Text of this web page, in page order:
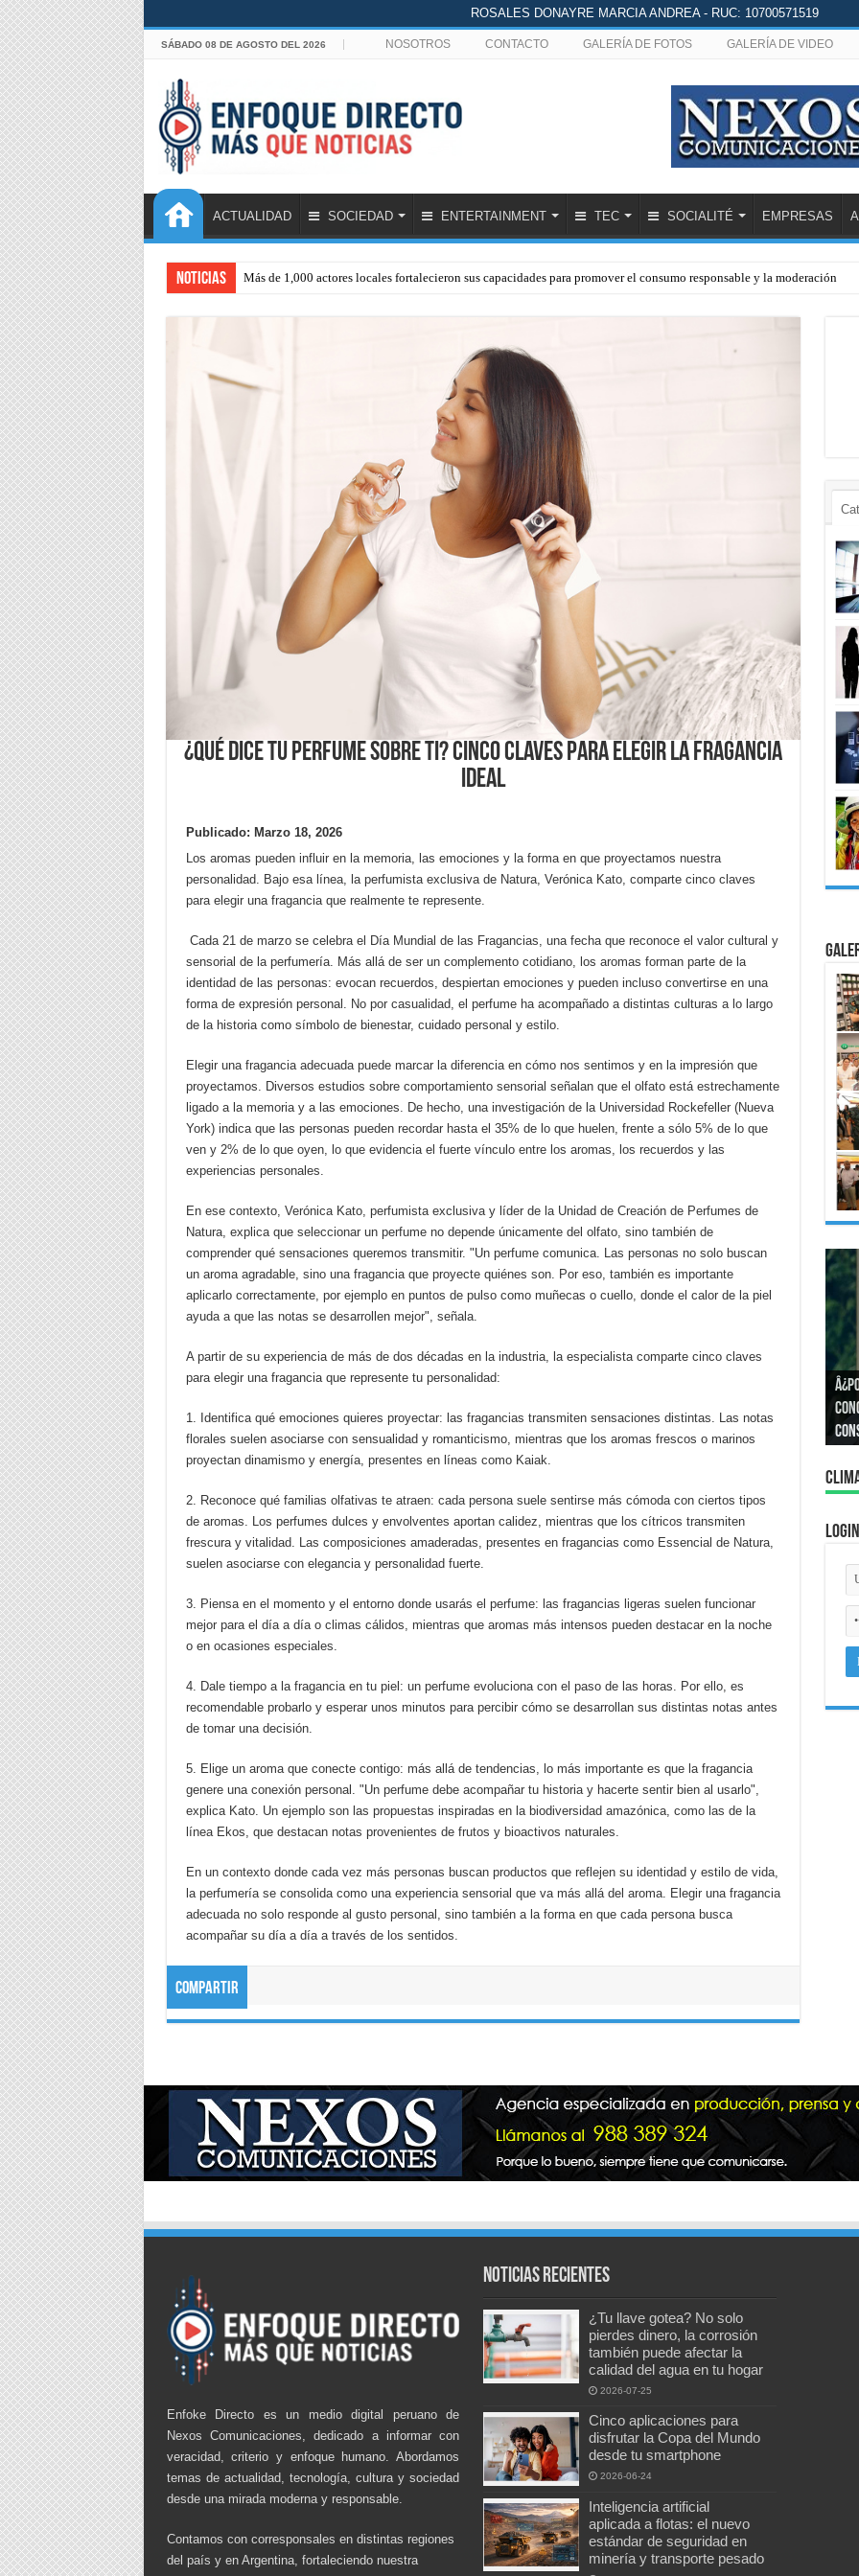
ROSALES DONAYRE MARCIA ANDREA - RUC: 10700571519
SÁBADO 08 DE AGOSTO DEL 2026 NOSOTROS CONTACTO GALERÍA DE FOTOS GALERÍA DE VIDEO
ACTUALIDAD SOCIEDAD ENTERTAINMENT TEC SOCIALITÉ EMPRESAS
Noticias Más de 1,000 actores locales fortalecieron sus capacidades para promover el consumo responsable y la moderación
¿Qué dice tu perfume sobre ti? Cinco claves para elegir la fragancia
ideal
Publicado: Marzo 18, 2026
Los aromas pueden influir en la memoria, las emociones y la forma en que proyectamos nuestra
personalidad. Bajo esa línea, la perfumista exclusiva de Natura, Verónica Kato, comparte cinco claves
para elegir una fragancia que realmente te represente.
Cada 21 de marzo se celebra el Día Mundial de las Fragancias, una fecha que reconoce el valor cultural y
sensorial de la perfumería. Más allá de ser un complemento cotidiano, los aromas forman parte de la
identidad de las personas: evocan recuerdos, despiertan emociones y pueden incluso convertirse en una
forma de expresión personal. No por casualidad, el perfume ha acompañado a distintas culturas a lo largo
de la historia como símbolo de bienestar, cuidado personal y estilo.
Elegir una fragancia adecuada puede marcar la diferencia en cómo nos sentimos y en la impresión que
proyectamos. Diversos estudios sobre comportamiento sensorial señalan que el olfato está estrechamente
ligado a la memoria y a las emociones. De hecho, una investigación de la Universidad Rockefeller (Nueva
York) indica que las personas pueden recordar hasta el 35% de lo que huelen, frente a sólo 5% de lo que
ven y 2% de lo que oyen, lo que evidencia el fuerte vínculo entre los aromas, los recuerdos y las
experiencias personales.
En ese contexto, Verónica Kato, perfumista exclusiva y líder de la Unidad de Creación de Perfumes de
Natura, explica que seleccionar un perfume no depende únicamente del olfato, sino también de
comprender qué sensaciones queremos transmitir. "Un perfume comunica. Las personas no solo buscan
un aroma agradable, sino una fragancia que proyecte quiénes son. Por eso, también es importante
aplicarlo correctamente, por ejemplo en puntos de pulso como muñecas o cuello, donde el calor de la piel
ayuda a que las notas se desarrollen mejor", señala.
A partir de su experiencia de más de dos décadas en la industria, la especialista comparte cinco claves
para elegir una fragancia que represente tu personalidad:
1. Identifica qué emociones quieres proyectar: las fragancias transmiten sensaciones distintas. Las notas
florales suelen asociarse con sensualidad y romanticismo, mientras que los aromas frescos o marinos
proyectan dinamismo y energía, presentes en líneas como Kaiak.
2. Reconoce qué familias olfativas te atraen: cada persona suele sentirse más cómoda con ciertos tipos
de aromas. Los perfumes dulces y envolventes aportan calidez, mientras que los cítricos transmiten
frescura y vitalidad. Las composiciones amaderadas, presentes en fragancias como Essencial de Natura,
suelen asociarse con elegancia y personalidad fuerte.
3. Piensa en el momento y el entorno donde usarás el perfume: las fragancias ligeras suelen funcionar
mejor para el día a día o climas cálidos, mientras que aromas más intensos pueden destacar en la noche
o en ocasiones especiales.
4. Dale tiempo a la fragancia en tu piel: un perfume evoluciona con el paso de las horas. Por ello, es
recomendable probarlo y esperar unos minutos para percibir cómo se desarrollan sus distintas notas antes
de tomar una decisión.
5. Elige un aroma que conecte contigo: más allá de tendencias, lo más importante es que la fragancia
genere una conexión personal. "Un perfume debe acompañar tu historia y hacerte sentir bien al usarlo",
explica Kato. Un ejemplo son las propuestas inspiradas en la biodiversidad amazónica, como las de la
línea Ekos, que destacan notas provenientes de frutos y bioactivos naturales.
En un contexto donde cada vez más personas buscan productos que reflejen su identidad y estilo de vida,
la perfumería se consolida como una experiencia sensorial que va más allá del aroma. Elegir una fragancia
adecuada no solo responde al gusto personal, sino también a la forma en que cada persona busca
acompañar su día a día a través de los sentidos.
Compartir
Login
Enfoke Directo es un medio digital peruano de
Nexos Comunicaciones, dedicado a informar con
veracidad, criterio y enfoque humano. Abordamos
temas de actualidad, tecnología, cultura y sociedad
desde una mirada moderna y responsable.
Contamos con corresponsales en distintas regiones
del país y en Argentina, fortaleciendo nuestra
Noticias recientes
¿Tu llave gotea? No solo
pierdes dinero, la corrosión
también puede afectar la
calidad del agua en tu hogar
2026-07-25
Cinco aplicaciones para
disfrutar la Copa del Mundo
desde tu smartphone
2026-06-24
Inteligencia artificial
aplicada a flotas: el nuevo
estándar de seguridad en
minería y transporte pesado